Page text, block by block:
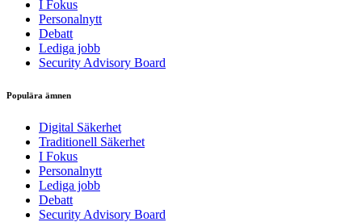
I Fokus
Personalnytt
Debatt
Lediga jobb
Security Advisory Board
Populära ämnen
Digital Säkerhet
Traditionell Säkerhet
I Fokus
Personalnytt
Lediga jobb
Debatt
Security Advisory Board